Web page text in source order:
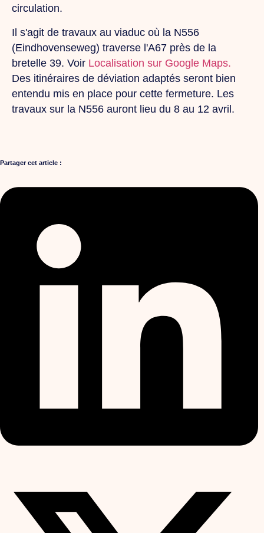
circulation.
Il s'agit de travaux au viaduc où la N556
(Eindhovenseweg) traverse l'A67 près de la
bretelle 39. Voir Localisation sur Google Maps.
Des itinéraires de déviation adaptés seront bien
entendu mis en place pour cette fermeture. Les
travaux sur la N556 auront lieu du 8 au 12 avril.
Partager cet article :